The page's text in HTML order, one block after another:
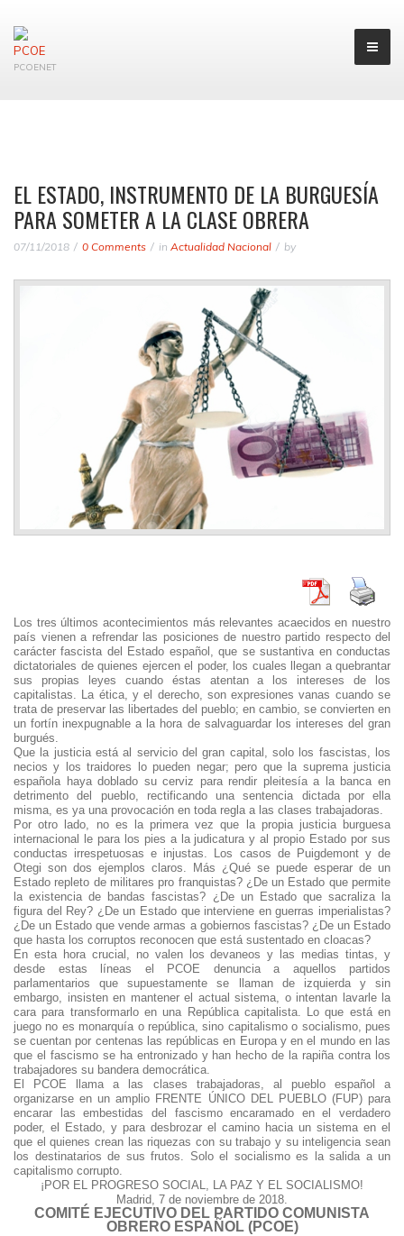
PCOENET
EL ESTADO, INSTRUMENTO DE LA BURGUESÍA
PARA SOMETER A LA CLASE OBRERA
07/11/2018 0 Comments in Actualidad Nacional by
Los tres últimos acontecimientos más relevantes acaecidos en nuestro
país vienen a refrendar las posiciones de nuestro partido respecto del
carácter fascista del Estado español, que se sustantiva en conductas
dictatoriales de quienes ejercen el poder, los cuales llegan a quebrantar
sus propias leyes cuando éstas atentan a los intereses de los
capitalistas. La ética, y el derecho, son expresiones vanas cuando se
trata de preservar las libertades del pueblo; en cambio, se convierten en
un fortín inexpugnable a la hora de salvaguardar los intereses del gran
burgués.
Que la justicia está al servicio del gran capital, solo los fascistas, los
necios y los traidores lo pueden negar; pero que la suprema justicia
española haya doblado su cerviz para rendir pleitesía a la banca en
detrimento del pueblo, rectificando una sentencia dictada por ella
misma, es ya una provocación en toda regla a las clases trabajadoras.
Por otro lado, no es la primera vez que la propia justicia burguesa
internacional le para los pies a la judicatura y al propio Estado por sus
conductas irrespetuosas e injustas. Los casos de Puigdemont y de
Otegi son dos ejemplos claros. Más ¿Qué se puede esperar de un
Estado repleto de militares pro franquistas? ¿De un Estado que permite
la existencia de bandas fascistas? ¿De un Estado que sacraliza la
figura del Rey? ¿De un Estado que interviene en guerras imperialistas?
¿De un Estado que vende armas a gobiernos fascistas? ¿De un Estado
que hasta los corruptos reconocen que está sustentado en cloacas?
En esta hora crucial, no valen los devaneos y las medias tintas, y
desde estas líneas el PCOE denuncia a aquellos partidos
parlamentarios que supuestamente se llaman de izquierda y sin
embargo, insisten en mantener el actual sistema, o intentan lavarle la
cara para transformarlo en una República capitalista. Lo que está en
juego no es monarquía o república, sino capitalismo o socialismo, pues
se cuentan por centenas las repúblicas en Europa y en el mundo en las
que el fascismo se ha entronizado y han hecho de la rapiña contra los
trabajadores su bandera democrática.
El PCOE llama a las clases trabajadoras, al pueblo español a
organizarse en un amplio FRENTE ÚNICO DEL PUEBLO (FUP) para
encarar las embestidas del fascismo encaramado en el verdadero
poder, el Estado, y para desbrozar el camino hacia un sistema en el
que el quienes crean las riquezas con su trabajo y su inteligencia sean
los destinatarios de sus frutos. Solo el socialismo es la salida a un
capitalismo corrupto.
¡POR EL PROGRESO SOCIAL, LA PAZ Y EL SOCIALISMO!
Madrid, 7 de noviembre de 2018.
COMITÉ EJECUTIVO DEL PARTIDO COMUNISTA
OBRERO ESPAÑOL (PCOE)